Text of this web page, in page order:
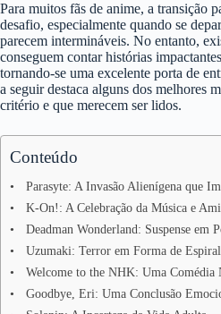
Para muitos fãs de anime, a transição
desafio, especialmente quando se
parecem intermináveis. No entanto,
conseguem contar histórias
tornando-se uma excelente porta de
a seguir destaca alguns dos melhores
critério e que merecem ser lidos.
Conteúdo
Parasyte: A Invasão Alienígena que
K-On!: A Celebração da Música e
Deadman Wonderland: Suspense em
Uzumaki: Terror em Forma de Espiral
Welcome to the NHK: Uma Comédia
Goodbye, Eri: Uma Conclusão